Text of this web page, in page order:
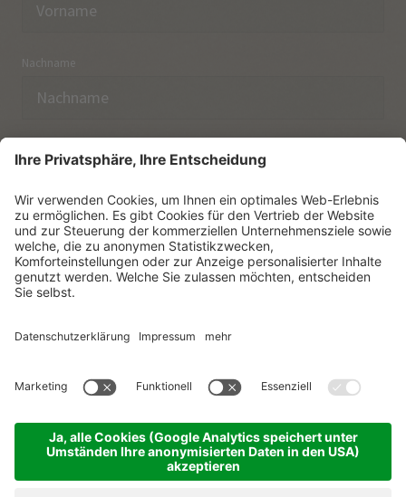
Nachname
Ich habe dieDatenschutzerklärungzur Kenntnis
genommen.
NEWSLETTER ABONNIEREN
Cookie-Einstellungen .
produced by